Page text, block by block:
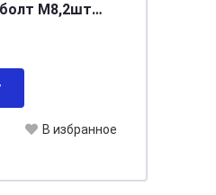
М8,2шт
В избранное